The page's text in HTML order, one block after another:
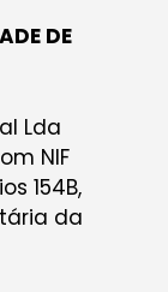
DE
Lda
NIF
154B,
da